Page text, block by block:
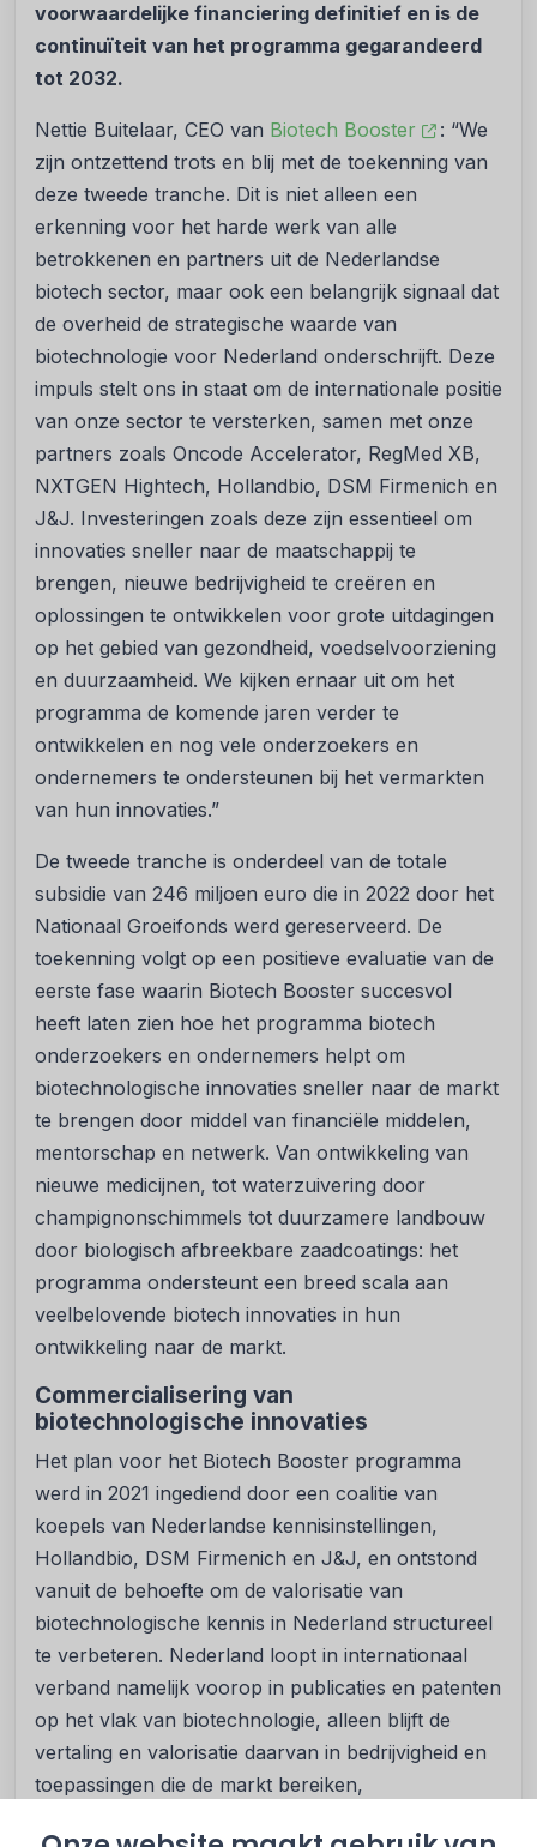
voorwaardelijke financiering definitief en is de
continuïteit van het programma gegarandeerd
tot 2032.
Nettie Buitelaar, CEO van Biotech Booster
: “We
zijn ontzettend trots en blij met de toekenning van
deze tweede tranche. Dit is niet alleen een
erkenning voor het harde werk van alle
betrokkenen en partners uit de Nederlandse
biotech sector, maar ook een belangrijk signaal dat
de overheid de strategische waarde van
biotechnologie voor Nederland onderschrijft. Deze
impuls stelt ons in staat om de internationale positie
van onze sector te versterken, samen met onze
partners zoals Oncode Accelerator, RegMed XB,
NXTGEN Hightech, Hollandbio, DSM Firmenich en
J&J. Investeringen zoals deze zijn essentieel om
innovaties sneller naar de maatschappij te
brengen, nieuwe bedrijvigheid te creëren en
oplossingen te ontwikkelen voor grote uitdagingen
op het gebied van gezondheid, voedselvoorziening
en duurzaamheid. We kijken ernaar uit om het
programma de komende jaren verder te
ontwikkelen en nog vele onderzoekers en
ondernemers te ondersteunen bij het vermarkten
van hun innovaties.”
De tweede tranche is onderdeel van de totale
subsidie van 246 miljoen euro die in 2022 door het
Nationaal Groeifonds werd gereserveerd. De
toekenning volgt op een positieve evaluatie van de
eerste fase waarin Biotech Booster succesvol
heeft laten zien hoe het programma biotech
onderzoekers en ondernemers helpt om
biotechnologische innovaties sneller naar de markt
te brengen door middel van financiële middelen,
mentorschap en netwerk. Van ontwikkeling van
nieuwe medicijnen, tot waterzuivering door
champignonschimmels tot duurzamere landbouw
door biologisch afbreekbare zaadcoatings: het
programma ondersteunt een breed scala aan
veelbelovende biotech innovaties in hun
ontwikkeling naar de markt.
Commercialisering van
biotechnologische innovaties
Het plan voor het Biotech Booster programma
werd in 2021 ingediend door een coalitie van
koepels van Nederlandse kennisinstellingen,
Hollandbio, DSM Firmenich en J&J, en ontstond
vanuit de behoefte om de valorisatie van
biotechnologische kennis in Nederland structureel
te verbeteren. Nederland loopt in internationaal
verband namelijk voorop in publicaties en patenten
op het vlak van biotechnologie, alleen blijft de
vertaling en valorisatie daarvan in bedrijvigheid en
toepassingen die de markt bereiken,